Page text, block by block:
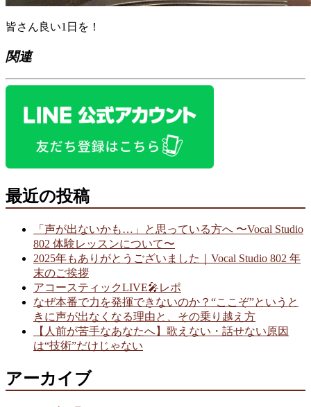
皆さん良い1日を！
関連
最近の投稿
「声が出ないかも…」と思っている方へ 〜Vocal Studio
802 体験レッスンについて〜
2025年もありがとうございました｜Vocal Studio 802 年
末のご挨拶
アコースティックLIVE🎤レポ
なぜ本番で力を発揮できないのか？“ここぞ”というと
きに声が出なくなる理由と、その乗り越え方
【人前が苦手なあなたへ】歌えない・話せない原因
は“技術”だけじゃない
アーカイブ